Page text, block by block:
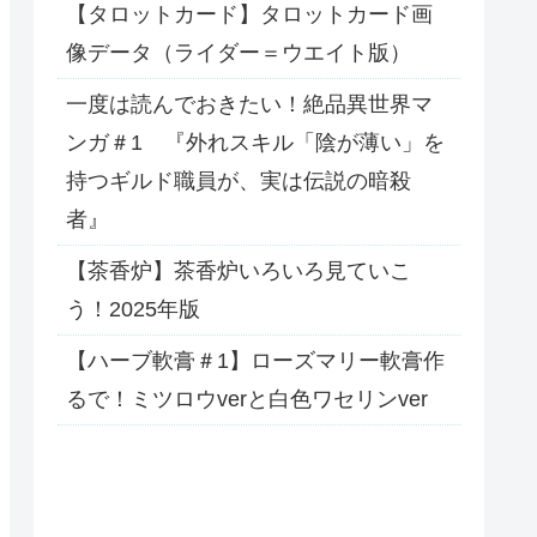
【タロットカード】タロットカード画
像データ（ライダー＝ウエイト版）
一度は読んでおきたい！絶品異世界マ
ンガ＃1 『外れスキル「陰が薄い」を
持つギルド職員が、実は伝説の暗殺
者』
【茶香炉】茶香炉いろいろ見ていこ
う！2025年版
【ハーブ軟膏＃1】ローズマリー軟膏作
るで！ミツロウverと白色ワセリンver